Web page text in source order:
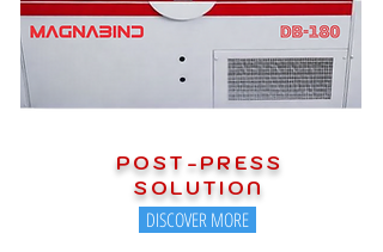
POST-PRESS
SOLUTION
DISCOVER MORE